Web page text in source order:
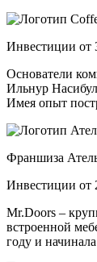
Инвестиции от
Основатели
Ильнур
Имея опыт
Франшиза
Инвестиции от
Mr.Doors –
встроенной
году и